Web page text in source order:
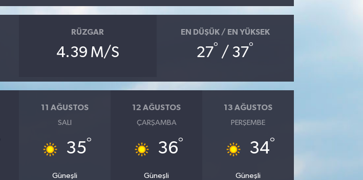
RÜZGAR
4.39 M/S
EN DÜŞÜK / EN YÜKSEK
27° / 37°
11 AĞUSTOS
SALI
35°
Güneşli
12 AĞUSTOS
ÇARŞAMBA
36°
Güneşli
13 AĞUSTOS
PERŞEMBE
34°
Güneşli